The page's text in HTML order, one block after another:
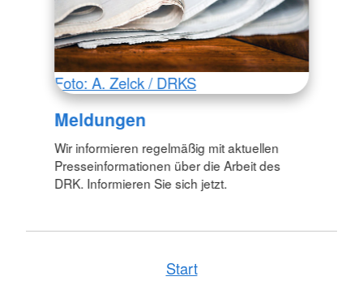
Foto: A. Zelck / DRKS
Meldungen
Wir informieren regelmäßig mit aktuellen
Presseinformationen über die Arbeit des
DRK. Informieren Sie sich jetzt.
Start